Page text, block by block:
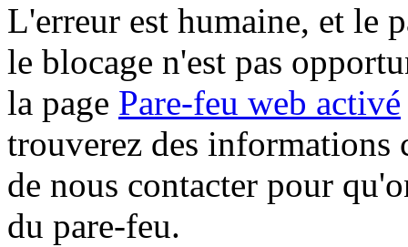
L'erreur est humaine, et le
le blocage n'est pas
la page Pare-feu web activé
trouverez des informations
de nous contacter pour
du pare-feu.